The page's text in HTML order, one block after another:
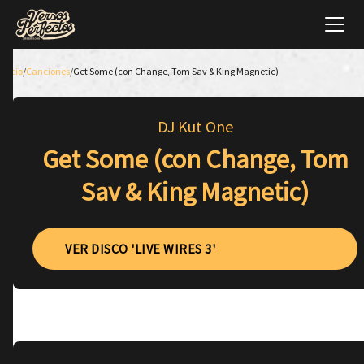
Inicio/Canciones/Get Some (con Change, Tom Sav & King Magnetic)
DJ Kut One
Get Some (con Change, Tom
Sav & King Magnetic)
VER DISCO 'LIVE WIRES 3'